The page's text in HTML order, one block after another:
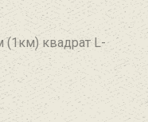
(1км) квадрат L-